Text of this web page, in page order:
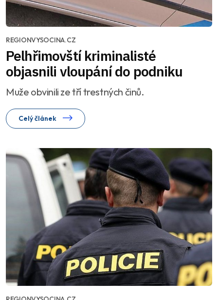
REGIONVYSOCINA.CZ
Pelhřimovští kriminalisté
objasnili vloupání do podniku
Muže obvinili ze tří trestných činů.
Celý článek